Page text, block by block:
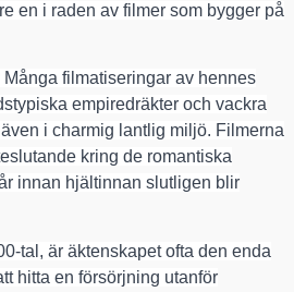
en i raden av filmer som bygger på
filmatiseringar av hennes
empiredräkter och vackra
i charmig lantlig miljö. Filmerna
kring de romantiska
innan hjältinnan slutligen blir
tal, är äktenskapet ofta den enda
hitta en försörjning utanför